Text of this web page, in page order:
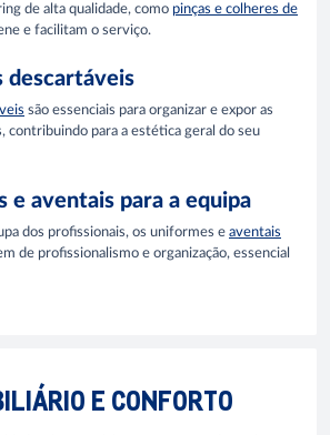
de alta qualidade, como pinças e colheres de
e facilitam o serviço.
descartáveis
são essenciais para organizar e expor as
contribuindo para a estética geral do seu
e aventais para a equipa
dos profissionais, os uniformes e aventais
de profissionalismo e organização, essencial
E CONFORTO